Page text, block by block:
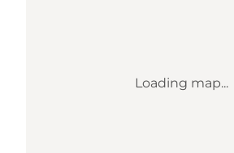
Loading map...